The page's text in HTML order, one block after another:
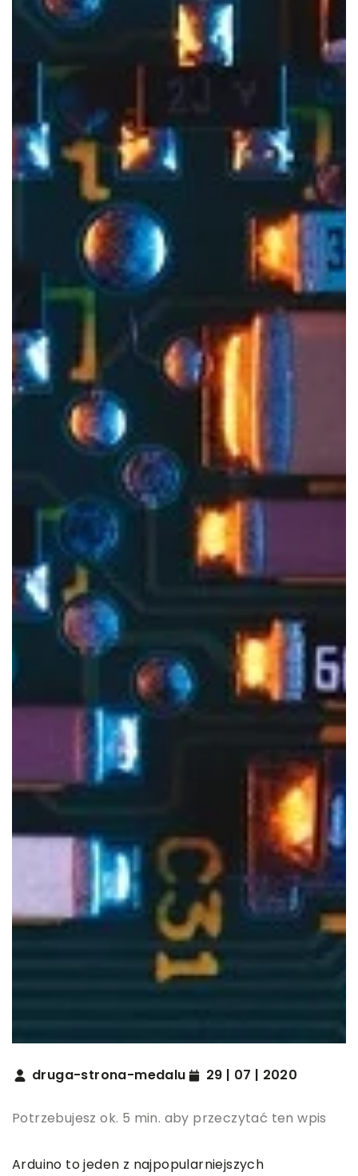
druga-strona-medalu 29 | 07 | 2020
Potrzebujesz ok. 5 min. aby przeczytać ten wpis
Arduino to jeden z najpopularniejszych